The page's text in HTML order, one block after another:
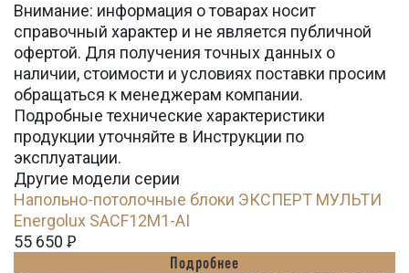
Внимание: информация о товарах носит
справочный характер и не является публичной
офертой. Для получения точных данных о
наличии, стоимости и условиях поставки просим
обращаться к менеджерам компании.
Подробные технические характеристики
продукции уточняйте в Инструкции по
эксплуатации.
Другие модели серии
Напольно-потолочные блоки ЭКСПЕРТ МУЛЬТИ
Energolux SACF12M1-AI
55 650 Ꝑ
Подробнее